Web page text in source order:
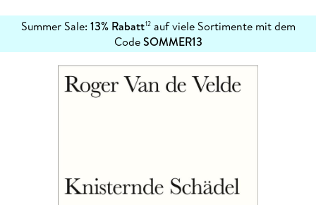
Summer Sale: 13% Rabatt12auf viele Sortimente mit dem
CodeSOMMER13
erfahren